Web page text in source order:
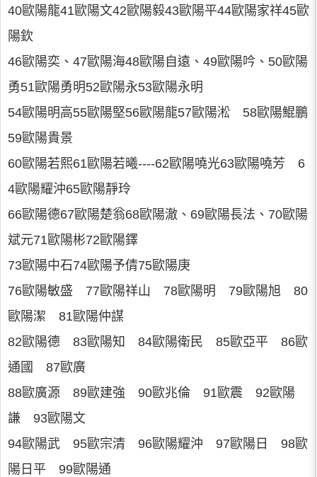
40歐陽龍41歐陽文42歐陽毅43歐陽平44歐陽家祥45歐
陽欽
46歐陽奕、47歐陽海48歐陽自遠、49歐陽吟、50歐陽
勇51歐陽勇明52歐陽永53歐陽永明
54歐陽明高55歐陽堅56歐陽龍57歐陽淞 58歐陽鯤鵬
59歐陽貴景
60歐陽若熙61歐陽若曦----62歐陽嘵光63歐陽嘵芳 6
4歐陽耀沖65歐陽靜玲
66歐陽德67歐陽楚翁68歐陽澈、69歐陽長法、70歐陽
斌元71歐陽彬72歐陽鐸
73歐陽中石74歐陽予倩75歐陽庚
76歐陽敏盛 77歐陽祥山 78歐陽明 79歐陽旭 80
歐陽潔 81歐陽仲謀
82歐陽德 83歐陽知 84歐陽衛民 85歐亞平 86歐
通國 87歐廣
88歐廣源 89歐建強 90歐兆倫 91歐震 92歐陽
謙 93歐陽文
94歐陽武 95歐宗清 96歐陽耀沖 97歐陽日 98歐
陽日平 99歐陽通